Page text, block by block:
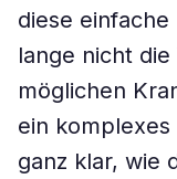
diese
lange nicht
möglichen
ein komplexes
ganz klar, wie